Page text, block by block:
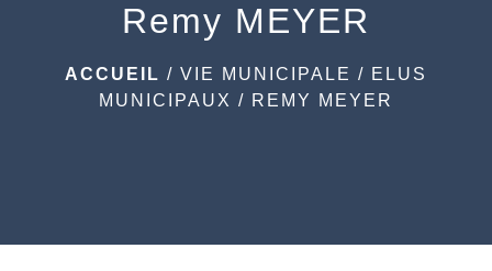
Remy MEYER
ACCUEIL / VIE MUNICIPALE / ELUS
MUNICIPAUX / REMY MEYER